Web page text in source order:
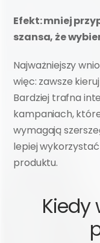
Efekt: mniej
szansa, że
Najważniejszy
więc: zawsze
Bardziej trafna
kampaniach,
wymagają
lepiej
produktu.
Kiedy